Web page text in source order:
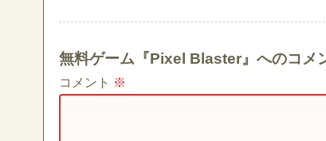
無料ゲーム『Pixel Blaster』へのコメ
コメント ※